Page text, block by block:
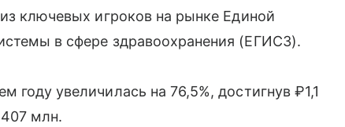
ключевых игроков на рынке Единой
в сфере здравоохранения (ЕГИСЗ).
году увеличилась на 76,5%, достигнув ₽1,1
млн.